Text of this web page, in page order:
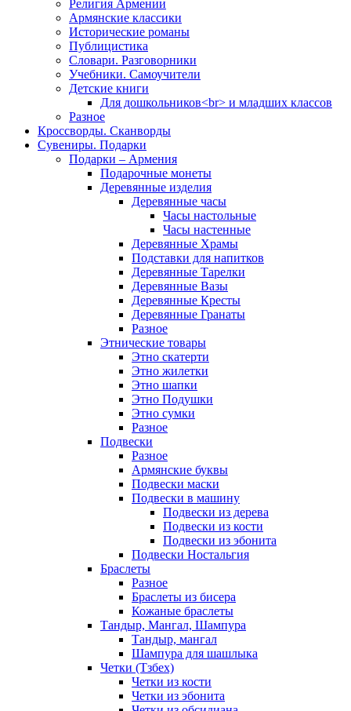
Религия Армении
Армянские классики
Исторические романы
Публицистика
Словари. Разговорники
Учебники. Самоучители
Детские книги
Для дошкольников<br> и младших классов
Разное
Кроссворды. Сканворды
Сувениры. Подарки
Подарки – Армения
Подарочные монеты
Деревянные изделия
Деревянные часы
Часы настольные
Часы настенные
Деревянные Храмы
Подставки для напитков
Деревянные Тарелки
Деревянные Вазы
Деревянные Кресты
Деревянные Гранаты
Разное
Этнические товары
Этно скатерти
Этно жилетки
Этно шапки
Этно Подушки
Этно сумки
Разное
Подвески
Разное
Армянские буквы
Подвески маски
Подвески в машину
Подвески из дерева
Подвески из кости
Подвески из эбонита
Подвески Ностальгия
Браслеты
Разное
Браслеты из бисера
Кожаные браслеты
Тандыр, Мангал, Шампура
Тандыр, мангал
Шампура для шашлыка
Четки (Тзбех)
Четки из кости
Четки из эбонита